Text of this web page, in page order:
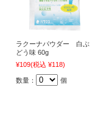
ラクーナパウダー 白ぶ
どう味 60g
¥109(税込 ¥118)
数量： 個